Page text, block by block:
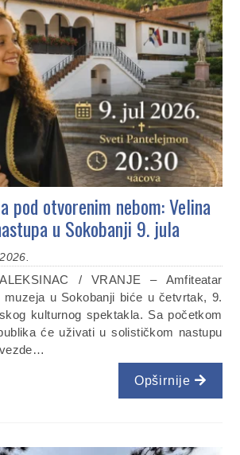
pod otvorenim nebom: Velina
u Sokobanji 9. jula
/ VRANJE – Amfiteatar
muzeja u Sokobanji biće u četvrtak, 9.
kulturnog spektakla. Sa početkom
će uživati u solističkom nastupu
Opširnije